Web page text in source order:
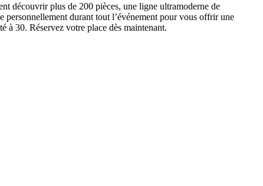
découvrir plus de 200 pièces, une ligne ultramoderne de
personnellement durant tout l’événement pour vous offrir une
à 30. Réservez votre place dès maintenant.